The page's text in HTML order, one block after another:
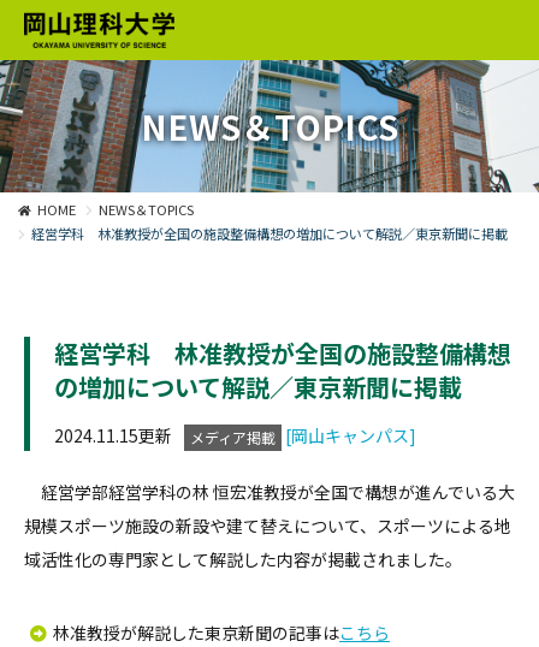
NEWS＆TOPICS
HOME
NEWS＆TOPICS
経営学科 林准教授が全国の施設整備構想の増加について解説／東京新聞に掲載
経営学科 林准教授が全国の施設整備構想
の増加について解説／東京新聞に掲載
2024.11.15更新 メディア掲載 [岡山キャンパス]
経営学部経営学科の林 恒宏准教授が全国で構想が進んでいる大
規模スポーツ施設の新設や建て替えについて、スポーツによる地
域活性化の専門家として解説した内容が掲載されました。
林准教授が解説した東京新聞の記事はこちら